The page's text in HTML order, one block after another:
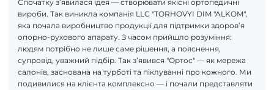
Спочатку з’явилася ідея — створювати якісні ортопедичні
вироби. Так виникла компанія LLC "TORHOVYI DIM "ALKOM",
яка почала виробництво продукції для підтримки здоров’я
опорно-рухового апарату. З часом прийшло розуміння:
людям потрібно не лише саме рішення, а пояснення,
супровід, уважний підбір. Так з’явився "Ортос" — як мережа
салонів, заснована на турботі та піклуванні про кожного. Ми
подивилися на клієнта комплексно — і почали представляти